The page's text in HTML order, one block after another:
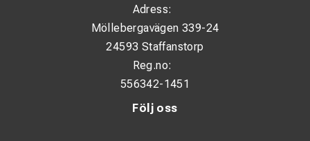
Följ oss
Adress:
Möllebergavägen 339-24
24593 Staffanstorp
Reg.no:
556342-1451